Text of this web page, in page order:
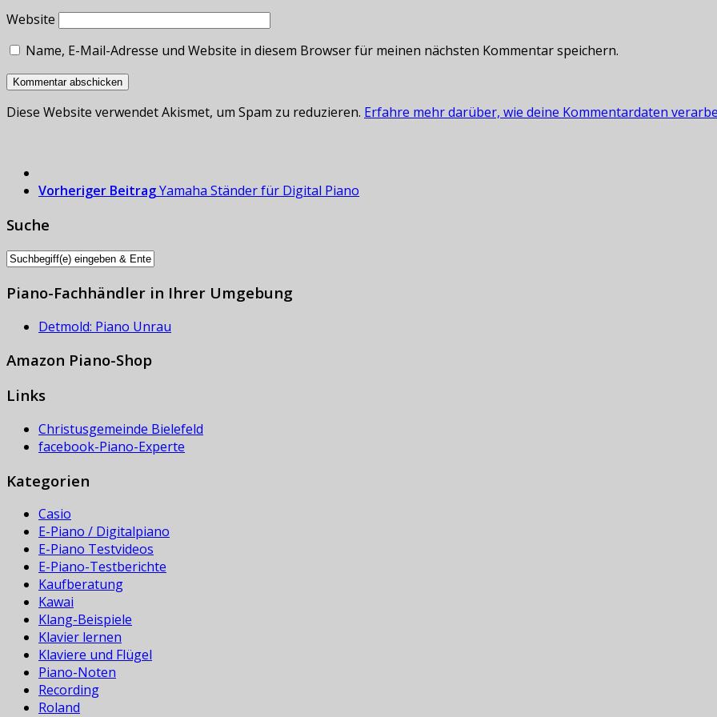
Website
Name, E-Mail-Adresse und Website in diesem Browser für meinen nächsten Kommentar speichern.
Diese Website verwendet Akismet, um Spam zu reduzieren. Erfahre mehr darüber, wie deine Kommentardaten
Vorheriger BeitragYamaha Ständer für Digital Piano
Suche
Piano-Fachhändler in Ihrer Umgebung
Detmold: Piano Unrau
Amazon Piano-Shop
Links
Christusgemeinde Bielefeld
facebook-Piano-Experte
Kategorien
Casio
E-Piano / Digitalpiano
E-Piano Testvideos
E-Piano-Testberichte
Kaufberatung
Kawai
Klang-Beispiele
Klavier lernen
Klaviere und Flügel
Piano-Noten
Recording
Roland